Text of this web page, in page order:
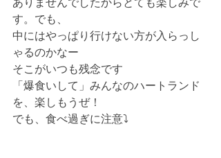
ありませんでしたからとても楽しみで
す。でも、
中にはやっぱり行けない方が入らっし
ゃるのかなー
そこがいつも残念です
「爆食いして」みんなのハートランド
を、楽しもうぜ！
でも、食べ過ぎに注意⤵